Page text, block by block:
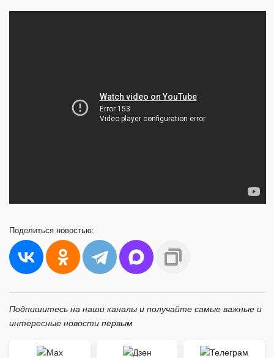
Поделиться новостью:
Подпишитесь на наши каналы и получайте самые важные и
интересные новости первым